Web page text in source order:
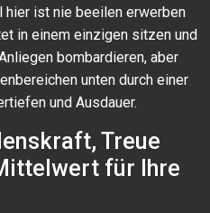
ist nie beeilen erwerben
in einem einzigen sitzen und
bombardieren, aber
unten durch einer
und Ausdauer.
Treue
für Ihre